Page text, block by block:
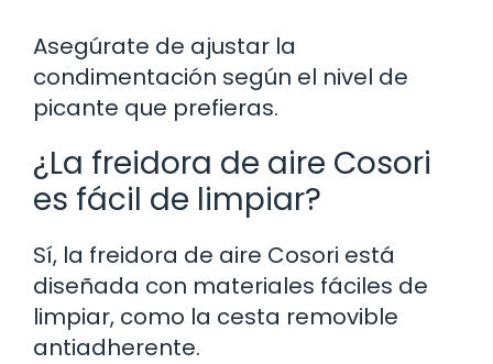
Asegúrate de ajustar la
condimentación según el nivel de
picante que prefieras.
¿La freidora de aire Cosori
es fácil de limpiar?
Sí, la freidora de aire Cosori está
diseñada con materiales fáciles de
limpiar, como la cesta removible
antiadherente.